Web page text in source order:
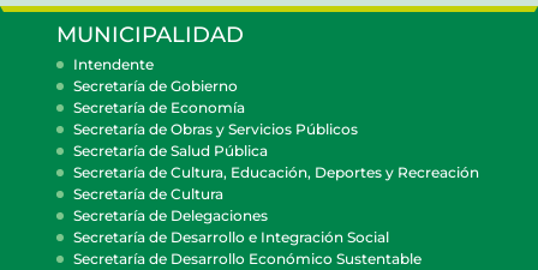
MUNICIPALIDAD
Intendente
Secretaría de Gobierno
Secretaría de Economía
Secretaría de Obras y Servicios Públicos
Secretaría de Salud Pública
Secretaría de Cultura, Educación, Deportes y Recreación
Secretaría de Cultura
Secretaría de Delegaciones
Secretaría de Desarrollo e Integración Social
Secretaría de Desarrollo Económico Sustentable